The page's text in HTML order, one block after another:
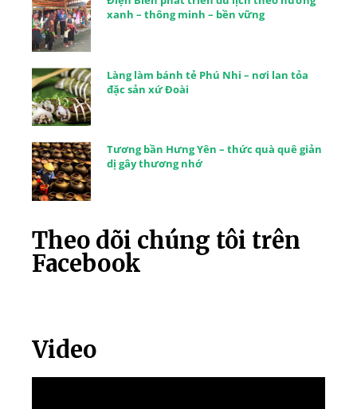
xanh – thông minh – bền vững
Làng làm bánh tẻ Phú Nhi – nơi lan tỏa
đặc sản xứ Đoài
Tương bần Hưng Yên – thức quà quê giản
dị gây thương nhớ
Theo dõi chúng tôi trên
Facebook
Video